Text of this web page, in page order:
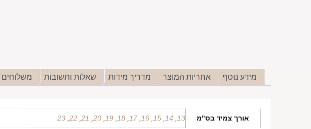
מידע נוסף אחריות המוצר מדריך מידות שאלות ותשובות משלוחים
אורך צמיד בס"מ 13
14
15
16
17
18
19
20
,
21
,
22
,
23